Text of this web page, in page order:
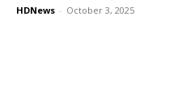
HDNews - October 3, 2025